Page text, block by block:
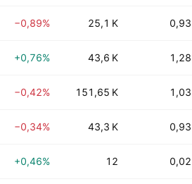
−0,89% 25,1 K 0,93
+0,76% 43,6 K 1,28
−0,42% 151,65 K 1,03
−0,34% 43,3 K 0,93
+0,46% 12 0,02